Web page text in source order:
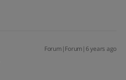
Forum|Forum|6 years ago